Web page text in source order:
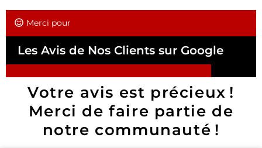
Merci pour
Les Avis de Nos Clients sur Google
Votre avis est précieux !
Merci de faire partie de
notre communauté !